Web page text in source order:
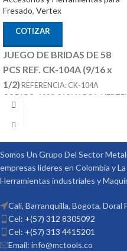
Fresado, Vertex
COTIZAR
JUEGO DE BRIDAS DE 58
PCS REF. CK-104A (9/16 x
1/2) REFERENCIA: CK-104A
CODIGO: 1003-012 MARCA:
SE COMPONES DE 58 PIEZAS T SLOT
DE 9/16 TORNILLO DE 1/2
Somos Un Grupo Del Sector
empresas lideres en Colombia y
Herramientas industriales y
Cali, Barranquilla, Bogota, Doral
Cel: +(57) 312 8305092
Cel: +(57) 313 4415201
Email: info@mctools.co